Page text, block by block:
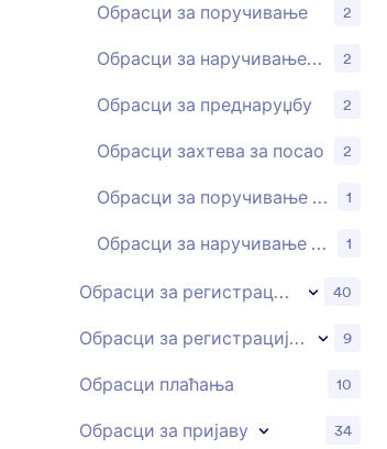
Обрасци за поручивање 2
Обрасци за наручивање хране и пића 2
Обрасци за преднаруџбу 2
Обрасци захтева за посао 2
Обрасци за поручивање мајица 1
Обрасци за наручивање фотографија 1
Обрасци за регистрацију 40
Обрасци за регистрацију на догађај 9
Обрасци плаћања 10
Обрасци за пријаву 34